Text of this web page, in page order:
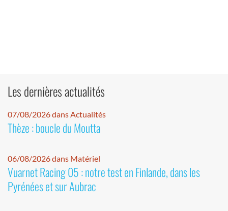
Les dernières actualités
07/08/2026 dans Actualités
Thèze : boucle du Moutta
06/08/2026 dans Matériel
Vuarnet Racing 05 : notre test en Finlande, dans les
Pyrénées et sur Aubrac